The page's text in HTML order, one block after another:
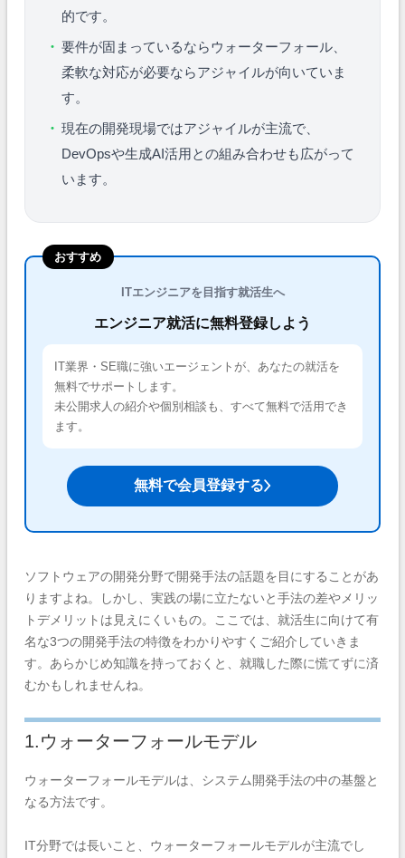
的です。
要件が固まっているならウォーターフォール、
柔軟な対応が必要ならアジャイルが向いていま
す。
現在の開発現場ではアジャイルが主流で、
DevOpsや生成AI活用との組み合わせも広がって
います。
おすすめ
ITエンジニアを目指す就活生へ
エンジニア就活に無料登録しよう
IT業界・SE職に強いエージェントが、あなたの就活を
無料でサポートします。
未公開求人の紹介や個別相談も、すべて無料で活用でき
ます。
無料で会員登録する
ソフトウェアの開発分野で開発手法の話題を目にすることがあ
りますよね。しかし、実践の場に立たないと手法の差やメリッ
トデメリットは見えにくいもの。ここでは、就活生に向けて有
名な3つの開発手法の特徴をわかりやすくご紹介していきま
す。あらかじめ知識を持っておくと、就職した際に慌てずに済
むかもしれませんね。
1.ウォーターフォールモデル
ウォーターフォールモデルは、システム開発手法の中の基盤と
なる方法です。
IT分野では長いこと、ウォーターフォールモデルが主流でし